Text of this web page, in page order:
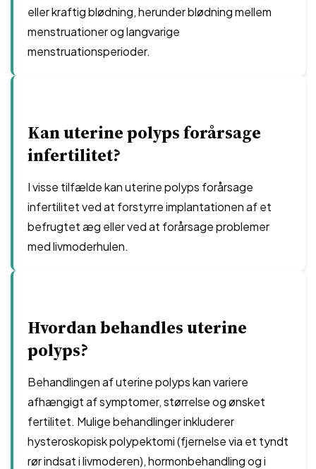
eller kraftig blødning, herunder blødning mellem
menstruationer og langvarige
menstruationsperioder.
Kan uterine polyps forårsage
infertilitet?
I visse tilfælde kan uterine polyps forårsage
infertilitet ved at forstyrre implantationen af et
befrugtet æg eller ved at forårsage problemer
med livmoderhulen.
Hvordan behandles uterine
polyps?
Behandlingen af uterine polyps kan variere
afhængigt af symptomer, størrelse og ønsket
fertilitet. Mulige behandlinger inkluderer
hysteroskopisk polypektomi (fjernelse via et tyndt
rør indsat i livmoderen), hormonbehandling og i